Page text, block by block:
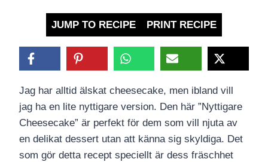
JUMP TO RECIPE PRINT RECIPE
Jag har alltid älskat cheesecake, men ibland vill
jag ha en lite nyttigare version. Den här ”Nyttigare
Cheesecake” är perfekt för dem som vill njuta av
en delikat dessert utan att känna sig skyldiga. Det
som gör detta recept speciellt är dess fräschhet